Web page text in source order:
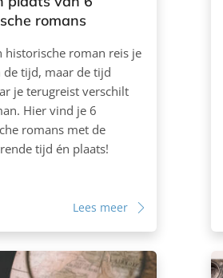
romans
historische roman reis je
de tijd, maar de tijd
je terugreist verschilt
Hier vind je 6
romans met de
tijd én plaats!
Lees meer